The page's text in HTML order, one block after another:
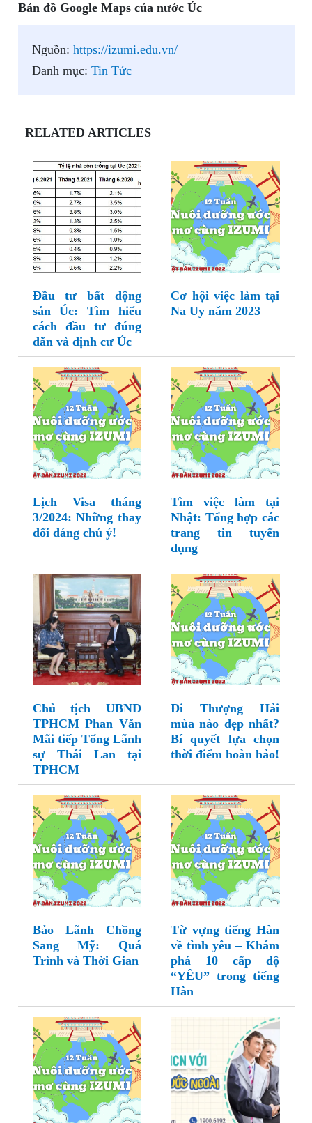
Bản đồ Google Maps của nước Úc
Nguồn: https://izumi.edu.vn/
Danh mục: Tin Tức
RELATED ARTICLES
Đầu tư bất động
sản Úc: Tìm hiểu
cách đầu tư đúng
đắn và định cư Úc
Cơ hội việc làm tại
Na Uy năm 2023
Lịch Visa tháng
3/2024: Những thay
đổi đáng chú ý!
Tìm việc làm tại
Nhật: Tổng hợp các
trang tin tuyển
dụng
Chủ tịch UBND
TPHCM Phan Văn
Mãi tiếp Tổng Lãnh
sự Thái Lan tại
TPHCM
Đi Thượng Hải
mùa nào đẹp nhất?
Bí quyết lựa chọn
thời điểm hoàn hảo!
Bảo Lãnh Chồng
Sang Mỹ: Quá
Trình và Thời Gian
Từ vựng tiếng Hàn
về tình yêu – Khám
phá 10 cấp độ
“YÊU” trong tiếng
Hàn